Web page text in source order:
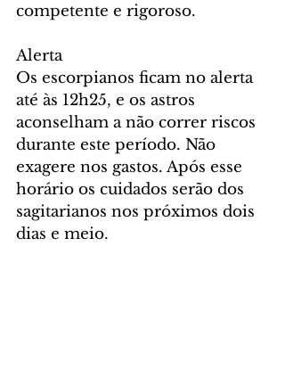
competente e rigoroso.
Alerta
Os escorpianos ficam no alerta
até às 12h25, e os astros
aconselham a não correr riscos
durante este período. Não
exagere nos gastos. Após esse
horário os cuidados serão dos
sagitarianos nos próximos dois
dias e meio.